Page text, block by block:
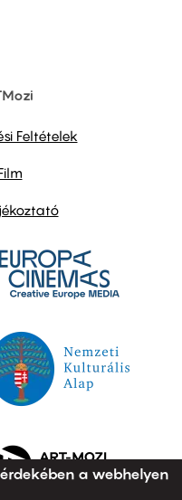
Feltételek
a webhelyen